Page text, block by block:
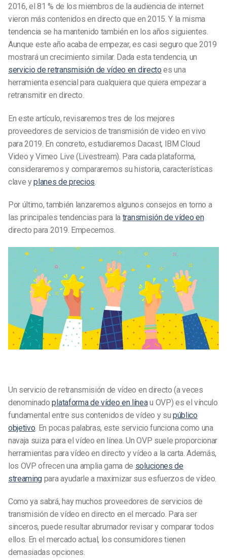
2016, el 81 % de los miembros de la audiencia de internet
vieron más contenidos en directo que en 2015. Y la misma
tendencia se ha mantenido también en los años siguientes.
Aunque este año acaba de empezar, es casi seguro que 2019
mostrará un crecimiento similar. Dada esta tendencia, un
servicio de retransmisión de vídeo en directo es una
herramienta esencial para cualquiera que quiera empezar a
retransmitir en directo.
En este artículo, revisaremos tres de los mejores
proveedores de servicios de transmisión de video en vivo
para 2019. En concreto, estudiaremos Dacast, IBM Cloud
Video y Vimeo Live (Livestream). Para cada plataforma,
consideraremos y compararemos su historia, características
clave yplanes de precios
Por último, también lanzaremos algunos consejos en torno a
las principales tendencias para la transmisión de vídeo en
directo para 2019. Empecemos.
Un servicio de retransmisión de vídeo en directo (a veces
denominadoplataforma de vídeo en líneau OVP) es el vínculo
fundamental entre sus contenidos de vídeo y su público
objetivo . En pocas palabras, este servicio funciona como una
navaja suiza para el vídeo en línea. Un OVP suele proporcionar
herramientas para vídeo en directo y vídeo a la carta. Además,
los OVP ofrecen una amplia gama de soluciones de
streaming para ayudarle a maximizar sus esfuerzos de vídeo.
Como ya sabrá, hay muchos proveedores de servicios de
transmisión de vídeo en directo en el mercado. Para ser
sinceros, puede resultar abrumador revisar y comparar todos
ellos. En el mercado actual, los consumidores tienen
demasiadas opciones.